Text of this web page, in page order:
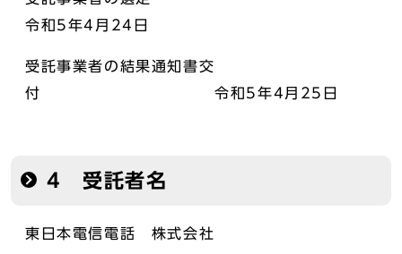
令和5年4月24日
受託事業者の結果通知書交
付 令和5年4月25日
4 受託者名
東日本電信電話 株式会社